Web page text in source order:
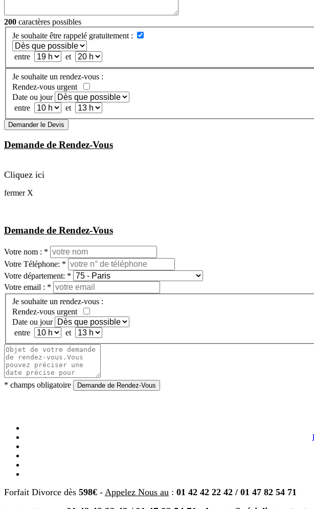
200 caractères possibles
Je souhaite être rappelé gratuitement :
entre et
Je souhaite un rendez-vous :
Rendez-vous urgent
Date ou jour
entre
et
Demander le Devis
Demande de Rendez-Vous
Cliquez ici
fermer X
Demande de Rendez-Vous
Votre nom : *
Votre Téléphone: *
Votre département: *
Votre email : *
Je souhaite un rendez-vous :
Rendez-vous urgent
Date ou jour
entre
et
* champs obligatoire Demande de Rendez-Vous
Forfait Divorce dès 598€ - Appelez Nous au : 01 42 42 22 42 / 01 47 82 54 71